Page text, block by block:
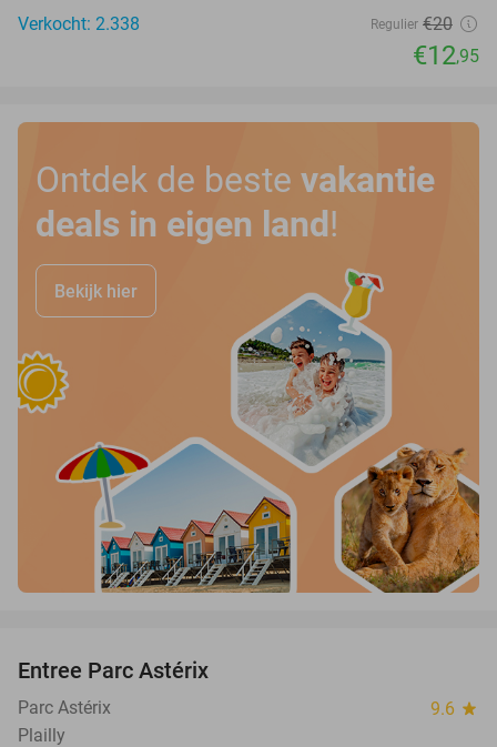
Verkocht: 2.338
Regulier €20
€12,95
Ontdek de beste vakantie
deals in eigen land!
Bekijk hier
Entree Parc Astérix
Parc Astérix 9.6 star
Plailly